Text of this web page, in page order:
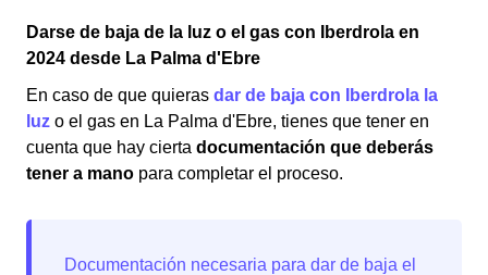
Darse de baja de la luz o el gas con Iberdrola en
2024 desde La Palma d'Ebre
En caso de que quieras dar de baja con Iberdrola la
luz o el gas en La Palma d'Ebre, tienes que tener en
cuenta que hay cierta documentación que deberás
tener a mano para completar el proceso.